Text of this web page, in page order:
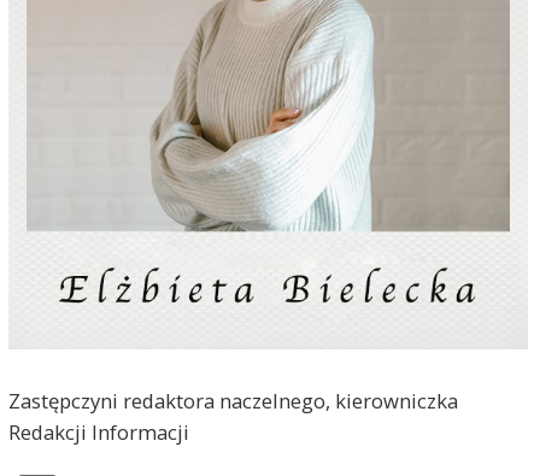
Zastępczyni redaktora naczelnego, kierowniczka
Redakcji Informacji